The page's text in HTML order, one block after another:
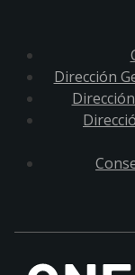
Dirección